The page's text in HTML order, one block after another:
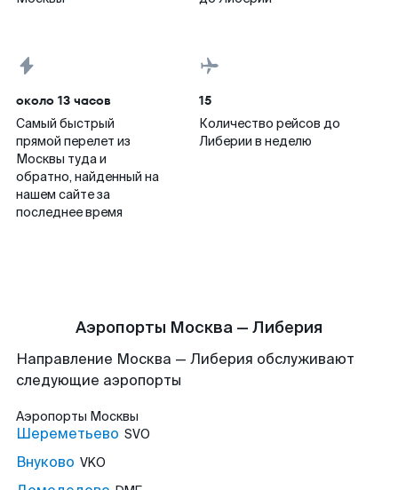
около 13 часов
Самый быстрый
прямой перелет из
Москвы туда и
обратно, найденный на
нашем сайте за
последнее время
15
Количество рейсов до
Либерии в неделю
Аэропорты Москва — Либерия
Направление Москва — Либерия обслуживают
следующие аэропорты
Аэропорты Москвы
Шереметьево SVO
Внуково VKO